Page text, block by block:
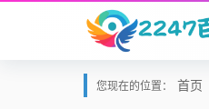
您现在的位置： 首页